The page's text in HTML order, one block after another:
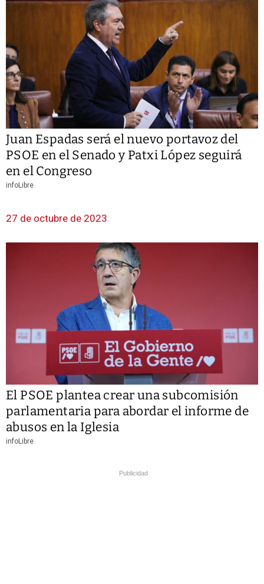
Juan Espadas será el nuevo portavoz del
PSOE en el Senado y Patxi López seguirá
en el Congreso
infoLibre
27 de octubre de 2023
El PSOE plantea crear una subcomisión
parlamentaria para abordar el informe de
abusos en la Iglesia
infoLibre
Publicidad